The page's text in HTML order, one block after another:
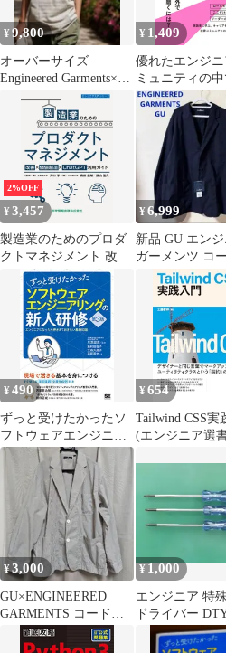
¥9,800
オーバーサイズ
Engineered Garments×ユ
ニクロ ポロシャツ3XL
¥ 1,409
優れたエンジニ
ミュニティの
いること
2%OFF
¥3,457
製造業のためのプロダ
クトマネジメント 改善
×価値創造×ChatGPT活
用ガイド（エンジニア
入門シリーズ168）
¥6,999
新品 GU エン
ガーメンツ コ
ンジャケット
¥490
ずっと受けたかったソ
フトウェアエンジニア
リングの新人研修 第3
版 エンジニアになった
ら押さえておきたい基
¥654
Tailwind CSS実
(エンジニア選
¥3,000
GU×ENGINEERED
GARMENTS コードレ
ーンジャケット M
¥1,000
エンジニア 特
ドライバー